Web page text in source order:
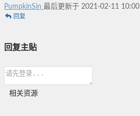
PumpkinSin 最后更新于 2021-02-11 10:00
回复
回复主贴
相关资源